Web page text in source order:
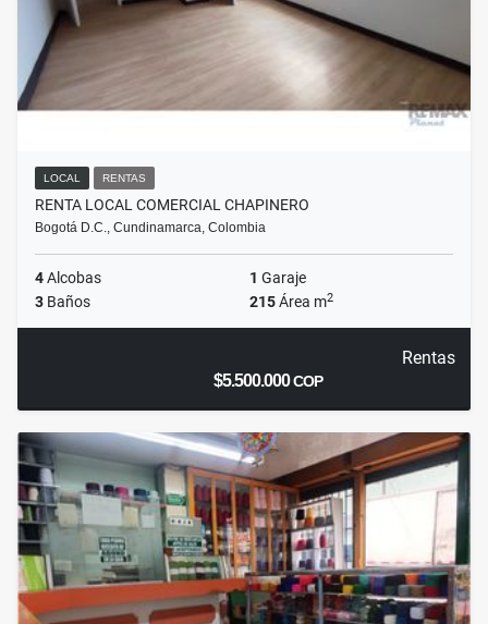
LOCAL RENTAS
RENTA LOCAL COMERCIAL CHAPINERO
Bogotá D.C., Cundinamarca, Colombia
4Alcobas 1 Garaje
3 Baños 215Área m2
Rentas
$5.500.000COP